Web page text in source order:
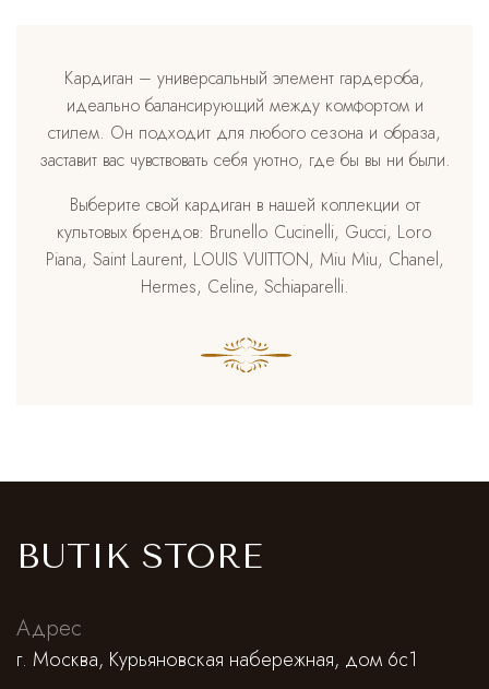
Кардиган – универсальный элемент гардероба,
идеально балансирующий между комфортом и
стилем. Он подходит для любого сезона и образа,
заставит вас чувствовать себя уютно, где бы вы ни были.
Выберите свой кардиган в нашей коллекции от
культовых брендов: Brunello Cucinelli, Gucci, Loro
Piana, Saint Laurent, LOUIS VUITTON, Miu Miu, Chanel,
Hermes, Celine, Schiaparelli.
BUTIK STORE
Адрес
г. Москва, Курьяновская набережная, дом 6с1